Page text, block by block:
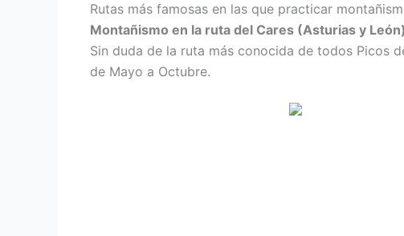
Rutas más famosas en las que practicar
Montañismo en la ruta del Cares (Asturias y León)
Sin duda de la ruta más conocida de todos Picos
de Mayo a Octubre.